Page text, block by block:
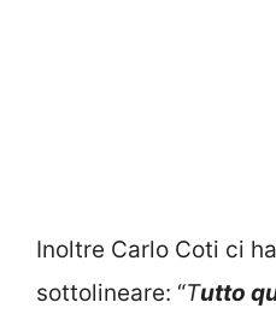
Inoltre Carlo Coti ci
sottolineare: “Tutto